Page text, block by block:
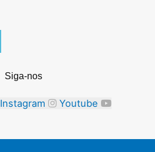
Siga-nos
Instagram Youtube